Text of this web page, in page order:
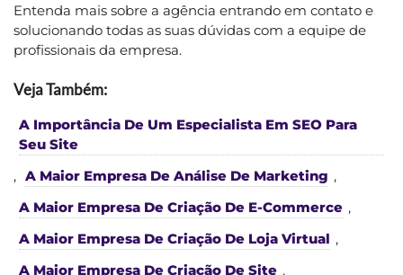
Entenda mais sobre a agência entrando em contato e
solucionando todas as suas dúvidas com a equipe de
profissionais da empresa.
Veja Também:
A Importância De Um Especialista Em SEO Para
Seu Site
, A Maior Empresa De Análise De Marketing ,
A Maior Empresa De Criação De E-Commerce ,
A Maior Empresa De Criação De Loja Virtual ,
A Maior Empresa De Criação De Site .